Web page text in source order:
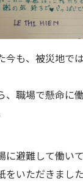
今も、被災地で
、職場で懸命に
に避難して働い
いただきました